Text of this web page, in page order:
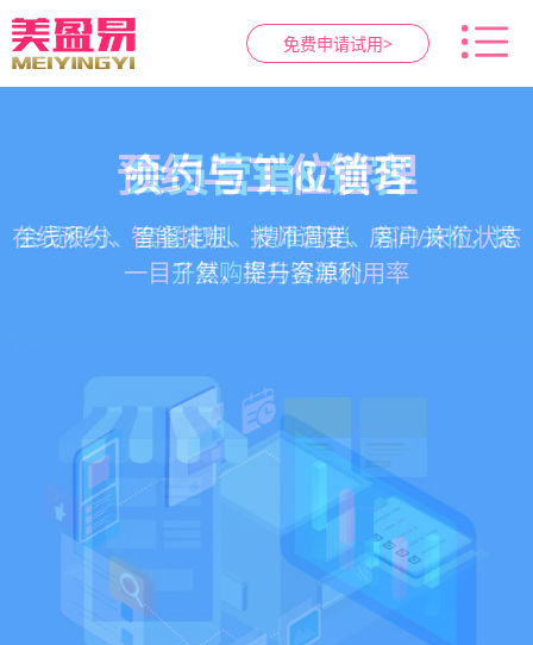
免费申请试用>
智慧养生馆管理系统
一站式解决养生馆预约、服务、会员、财务、营
销全流程数字化管理
会员营销&锁客
会员积分、套餐定制、精准营销、客户关怀，提
升复购率与客单价
预约与工位管理
在线预约、智能排班、技师调度、房间/床位状态
一目了然，提升资源利用率
健康档案与效果追踪
客户体质记录、服务方案执行、效果对比，数据
化展示服务价值